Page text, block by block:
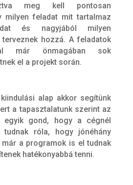
meg kell pontosan
milyen feladat mit tartalmaz
és nagyjából milyen
hozzá. A feladatok
már önmagában sok
el a projekt során.
alap akkor segítünk
a tapasztalatunk szerint az
gond, hogy a cégnél
tudnak róla, hogy jónéhány
a programok is el tudnak
hatékonyabbá tenni.